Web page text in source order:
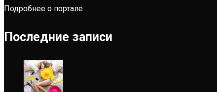
Подробнее о портале
Последние записи